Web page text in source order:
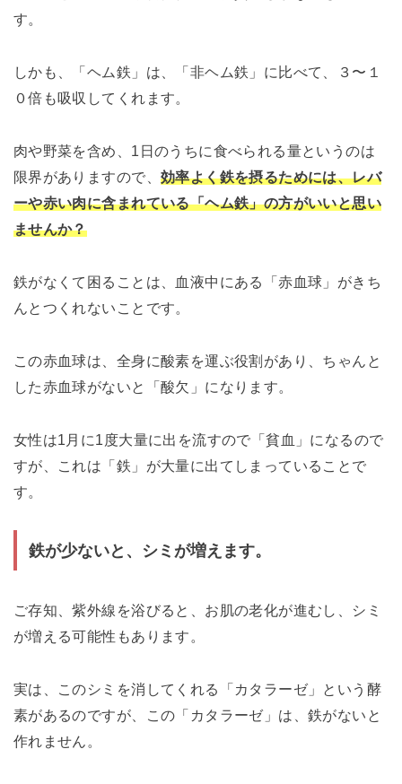
す。
しかも、「ヘム鉄」は、「非ヘム鉄」に比べて、３〜１
０倍も吸収してくれます。
肉や野菜を含め、1日のうちに食べられる量というのは
限界がありますので、 効率よく鉄を摂るためには、レバ
ーや赤い肉に含まれている「ヘム鉄」の方がいいと思い
ませんか？
鉄がなくて困ることは、血液中にある「赤血球」がきち
んとつくれないことです。
この赤血球は、全身に酸素を運ぶ役割があり、ちゃんと
した赤血球がないと「酸欠」になります。
女性は1月に1度大量に出を流すので「貧血」になるので
すが、これは「鉄」が大量に出てしまっていることで
す。
鉄が少ないと、シミが増えます。
ご存知、紫外線を浴びると、お肌の老化が進むし、シミ
が増える可能性もあります。
実は、このシミを消してくれる「カタラーゼ」という酵
素があるのですが、この「カタラーゼ」は、鉄がないと
作れません。